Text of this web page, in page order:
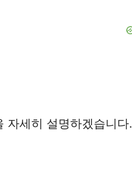
자세히 설명하겠습니다.